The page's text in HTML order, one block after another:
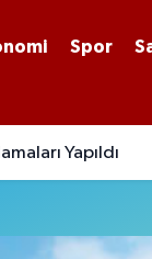
Spor
Yapıldı